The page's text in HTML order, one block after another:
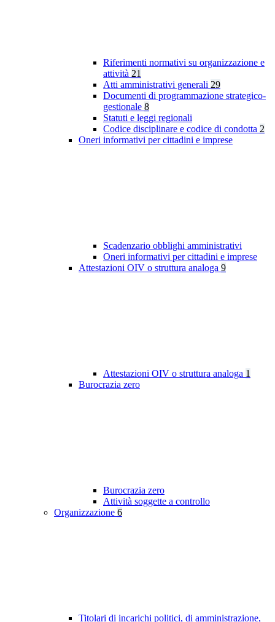
Riferimenti normativi su organizzazione e
attività 21
Atti amministrativi generali 29
Documenti di programmazione strategico-
gestionale 8
Statuti e leggi regionali
Codice disciplinare e codice di condotta 2
Oneri informativi per cittadini e imprese
Scadenzario obblighi amministrativi
Oneri informativi per cittadini e imprese
Attestazioni OIV o struttura analoga 9
Attestazioni OIV o struttura analoga 1
Burocrazia zero
Burocrazia zero
Attività soggette a controllo
Organizzazione 6
Titolari di incarichi politici, di amministrazione,